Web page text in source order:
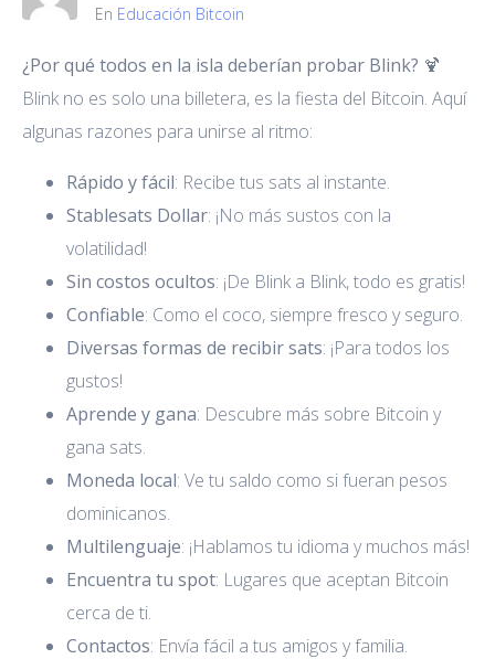
En Educación Bitcoin
¿Por qué todos en la isla deberían probar Blink? 🍹
Blink no es solo una billetera, es la fiesta del Bitcoin. Aquí
algunas razones para unirse al ritmo:
Rápido y fácil: Recibe tus sats al instante.
Stablesats Dollar: ¡No más sustos con la
volatilidad!
Sin costos ocultos: ¡De Blink a Blink, todo es gratis!
Confiable: Como el coco, siempre fresco y seguro.
Diversas formas de recibir sats: ¡Para todos los
gustos!
Aprende y gana: Descubre más sobre Bitcoin y
gana sats.
Moneda local: Ve tu saldo como si fueran pesos
dominicanos.
Multilenguaje: ¡Hablamos tu idioma y muchos más!
Encuentra tu spot: Lugares que aceptan Bitcoin
cerca de ti.
Contactos: Envía fácil a tus amigos y familia.